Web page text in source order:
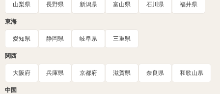
山梨県 長野県 新潟県 富山県 石川県 福井県
東海
愛知県 静岡県 岐阜県 三重県
関西
大阪府 兵庫県 京都府 滋賀県 奈良県 和歌山県
中国